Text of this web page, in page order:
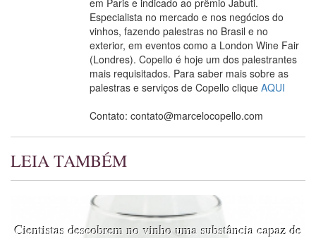
Especialista no mercado e nos negócios do
vinhos, fazendo palestras no Brasil e no
exterior, em eventos como a London Wine Fair
(Londres). Copello é hoje um dos palestrantes
mais requisitados. Para saber mais sobre as
palestras e serviços de Copello clique AQUI
Contato: contato@marcelocopello.com
LEIA TAMBÉM
Cientistas descobrem no vinho uma substância capaz de